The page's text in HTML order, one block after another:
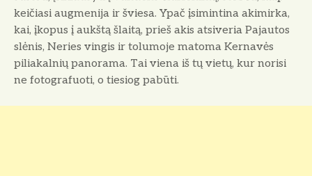
keičiasi augmenija ir šviesa. Ypač įsimintina akimirka,
kai, įkopus į aukštą šlaitą, prieš akis atsiveria Pajautos
slėnis, Neries vingis ir tolumoje matoma Kernavės
piliakalnių panorama. Tai viena iš tų vietų, kur norisi
ne fotografuoti, o tiesiog pabūti.